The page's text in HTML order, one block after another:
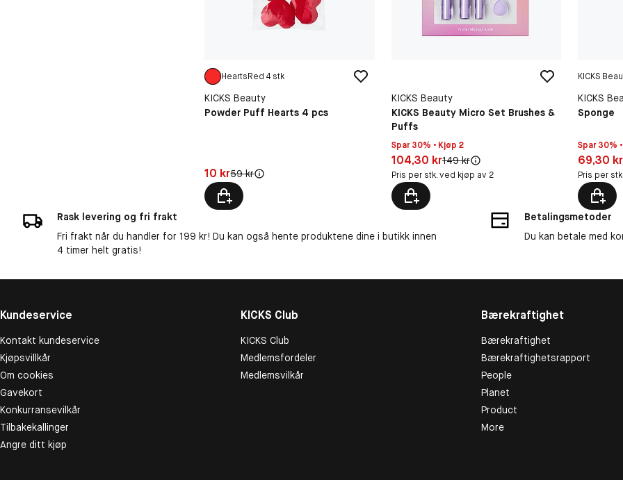
HeartsRed 4 stk
KICKS Beauty
Powder Puff Hearts 4 pcs
Pris: 10 kr
10 krOriginal pris:
59 kr
KICKS Beauty
KICKS Beauty Micro Set Brushes &
Puffs
Spar 30% • Kjøp 2
Pris: 104,30 kr
104,30 krOriginal pris:
149 kr
Pris per stk. ved kjøp av 2
KICKS
KICKS
Sponge
Spar 30%
Pris:
69,30 kr
Pris per
Rask levering og fri frakt
Fri frakt når du handler for 199 kr! Du kan også hente produktene dine i butikk innen
4 timer helt gratis!
Betalingsmetoder
Du kan betale med
Kundeservice
Kontakt kundeservice
Kjøpsvillkår
Om cookies
Gavekort
Konkurransevilkår
Tilbakekallinger
Angre ditt kjøp
KICKS Club
KICKS Club
Medlemsfordeler
Medlemsvilkår
Bærekraftighet
Bærekraftighet
Bærekraftighetsrapport
People
Planet
Product
More